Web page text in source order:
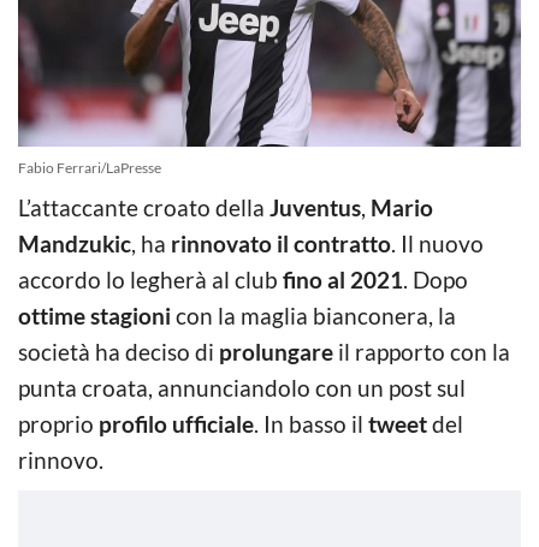
Fabio Ferrari/LaPresse
L’attaccante croato della Juventus, Mario
Mandzukic, ha rinnovato il contratto. Il nuovo
accordo lo legherà al club fino al 2021. Dopo
ottime stagioni con la maglia bianconera, la
società ha deciso di prolungare il rapporto con la
punta croata, annunciandolo con un post sul
proprio profilo ufficiale. In basso il tweetdel
rinnovo.